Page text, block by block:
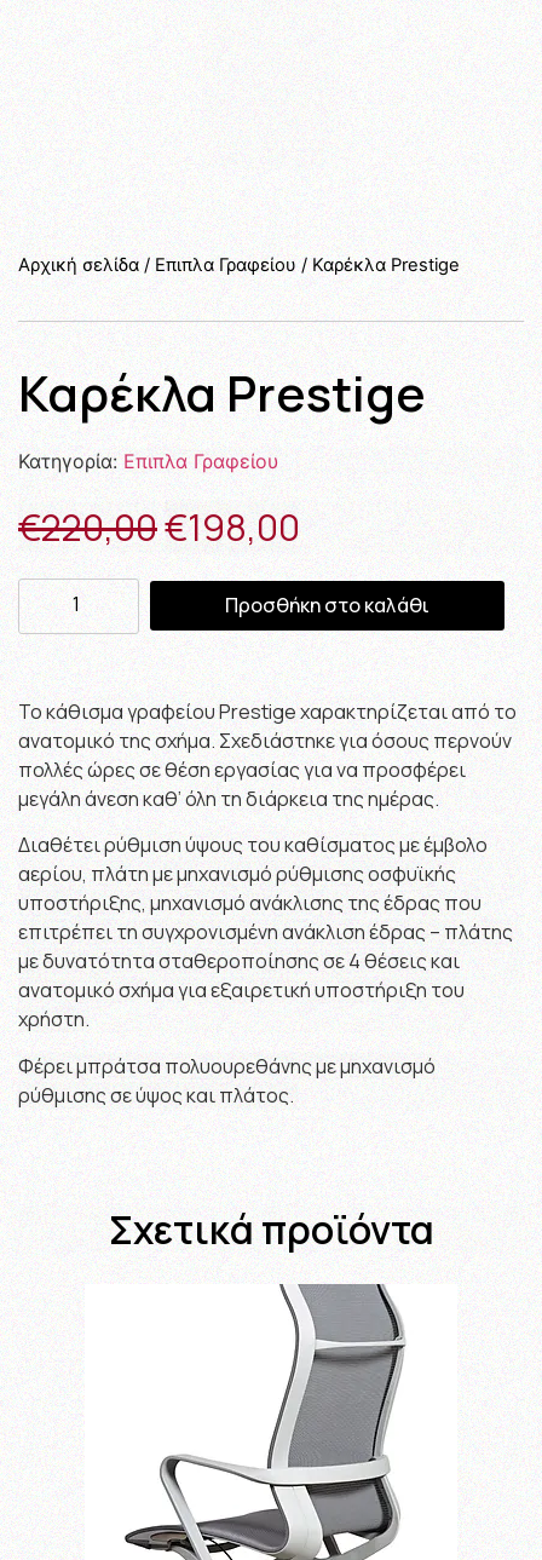
Αρχική σελίδα/Επιπλα Γραφείου/ Καρέκλα Prestige
Καρέκλα Prestige
Κατηγορία: Επιπλα Γραφείου
€220,00€198,00
Προσθήκη στο καλάθι
Το κάθισμα γραφείου Prestige χαρακτηρίζεται από το
ανατομικό της σχήμα. Σχεδιάστηκε για όσους περνούν
πολλές ώρες σε θέση εργασίας για να προσφέρει
μεγάλη άνεση καθ’ όλη τη διάρκεια της ημέρας.
Διαθέτει ρύθμιση ύψους του καθίσματος με έμβολο
αερίου, πλάτη με μηχανισμό ρύθμισης οσφυϊκής
υποστήριξης,μηχανισμό ανάκλισης της έδρας που
επιτρέπει τη συγχρονισμένη ανάκλιση έδρας – πλάτης
με δυνατότητα σταθεροποίησης σε 4 θέσεις και
ανατομικό σχήμα για εξαιρετική υποστήριξη του
χρήστη.
Φέρει μπράτσα πολυουρεθάνης με μηχανισμό
ρύθμισης σε ύψος και πλάτος.
Σχετικά προϊόντα